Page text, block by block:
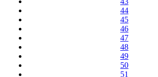
44
45
46
47
48
49
50
51